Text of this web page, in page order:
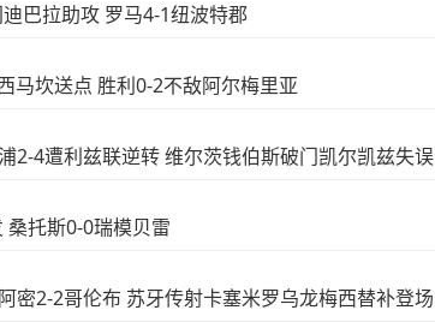
巴拉助攻 罗马4-1纽波特郡
马坎送点 胜利0-2不敌阿尔梅里亚
2-4遭利兹联逆转 维尔茨钱伯斯破门凯尔凯兹失误
托斯0-0瑞模贝雷
密2-2哥伦布 苏牙传射卡塞米罗乌龙梅西替补登场